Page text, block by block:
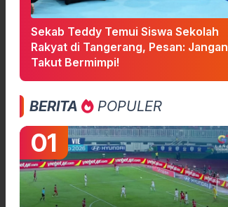
Sekab Teddy Temui Siswa Sekolah
Rakyat di Tangerang, Pesan: Jangan
Takut Bermimpi!
BERITA POPULER
01